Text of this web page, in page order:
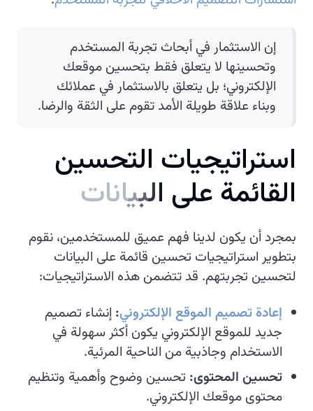
إن الاستثمار في أبحاث تجربة المستخدم
وتحسينها لا يتعلق فقط بتحسين موقعك
الإلكتروني؛ بل يتعلق بالاستثمار في عملائك
وبناء علاقة طويلة الأمد تقوم على الثقة والرضا.
استراتيجيات التحسين
القائمةعلى البيانات
بمجرد أن يكون لدينا فهم عميق للمستخدمين، نقوم
بتطوير استراتيجيات تحسين قائمة على البيانات
لتحسين تجربتهم. قد تتضمن هذه الاستراتيجيات:
إعادة تصميم الموقع الإلكتروني: إنشاء تصميم
جديد للموقع الإلكتروني يكون أكثر سهولة في
الاستخدام وجاذبية من الناحية المرئية.
تحسين المحتوى: تحسين وضوح وأهمية وتنظيم
محتوى موقعك الإلكتروني.